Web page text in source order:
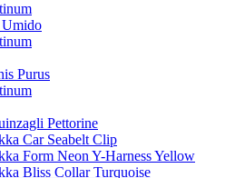
Purus
Pettorine
Car Seabelt Clip
Form Neon Y-Harness Yellow
Bliss Collar Turquoise